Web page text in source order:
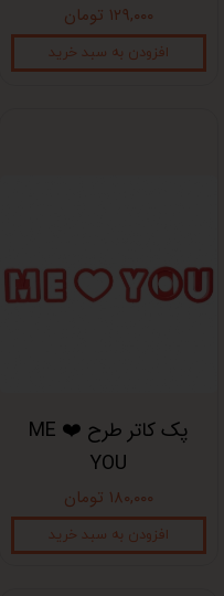
۱۲۹,۰۰۰ تومان
افزودن به سبد خرید
پک کاتر طرح ME ❤️
YOU
۱۸۰,۰۰۰ تومان
افزودن به سبد خرید